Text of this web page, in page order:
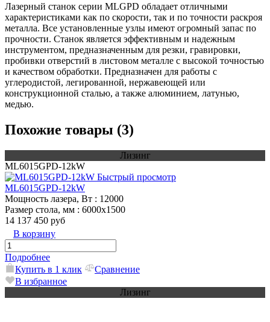
Лазерный станок серии MLGPD обладает отличными
характеристиками как по скорости, так и по точности раскроя
металла. Все установленные узлы имеют огромный запас по
прочности. Станок является эффективным и надежным
инструментом, предназначенным для резки, гравировки,
пробивки отверстий в листовом металле с высокой точностью
и качеством обработки. Предназначен для работы с
углеродистой, легированной, нержавеющей или
конструкционной сталью, а также алюминием, латунью,
медью.
Похожие товары (3)
Лизинг
ML6015GPD-12kW
Быстрый просмотр
ML6015GPD-12kW
Мощность лазера, Вт : 12000
Размер стола, мм : 6000х1500
14 137 450 руб
В корзину
Подробнее
Купить в 1 клик
Сравнение
В избранное
Лизинг